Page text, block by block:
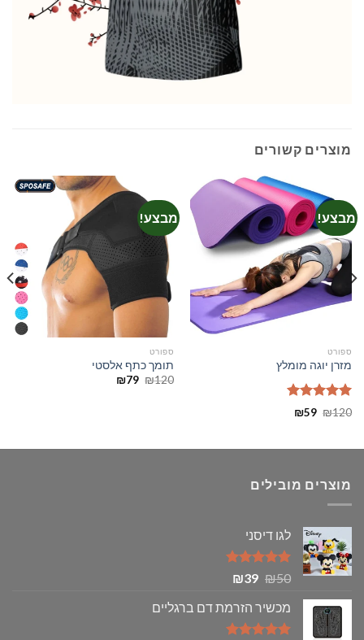
מוצרים קשורים
מבצע!
ספורט
מזרן יוגה מומלץ
דורג5.00₪120
המחיר
₪59
המחיר
מבצע!
ספורט
תומך כתף אלסטי
₪120
המחיר
₪79
המחיר
מוצרים מובילים
לגו דיסני
דורג 5.00 ₪50
המחיר
היה:
₪50.
₪39
המחיר
הוא:
₪39.
מכשיר הזרמת דם ברגליים